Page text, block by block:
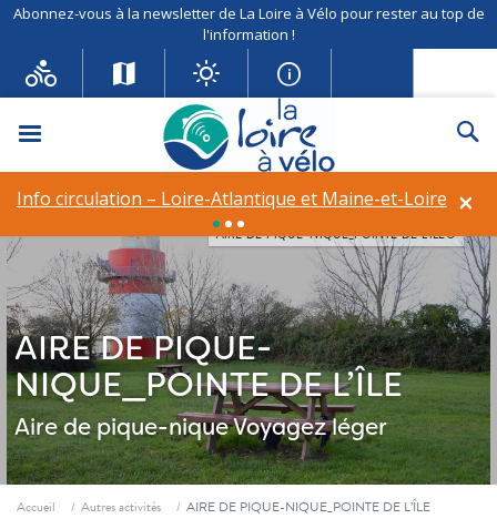
Abonnez-vous à la newsletter de La Loire à Vélo pour rester au top de
l'information !
Menu
×
Info circulation – Loire-Atlantique et Maine-et-Loire
AIRE DE PIQUE-
NIQUE_POINTE DE L’ÎLE
Aire de pique-niqueVoyagez léger
AIRE DE PIQUE-NIQUE_POINTE DE L’ÎLE©
Fil d'ariane
Accueil Autres activités AIRE DE PIQUE-NIQUE_POINTE DE L’ÎLE